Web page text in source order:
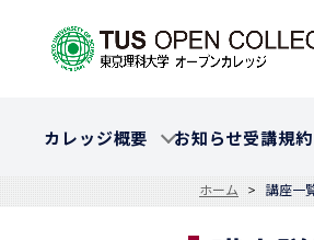
カレッジ概要 お知らせ受講規
ホーム 講座一